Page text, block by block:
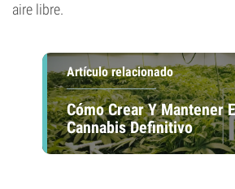
aire libre.
Artículo relacionado
Cómo Crear Y Mantener
Cannabis Definitivo